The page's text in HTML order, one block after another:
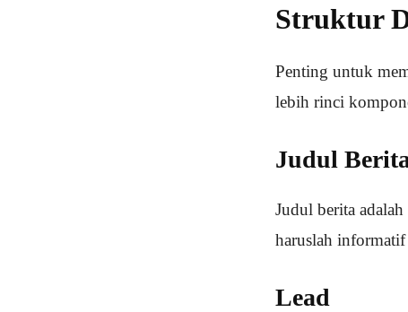
Struktur
Penting untuk
lebih rinci
Judul
Judul berita
haruslah
Lead